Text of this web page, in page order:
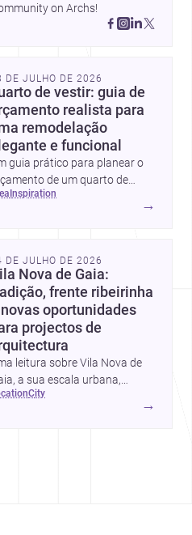
on Archs!
DE JULHO DE 2026
de vestir: guia de
realista para
remodelação
e funcional
guia prático para planear o
de um quarto de
em Portugal, com
inspiration
→
DE JULHO DE 2026
Nova de Gaia:
frente ribeirinha
oportunidades
projectos de
leitura sobre Vila Nova de
a sua escala urbana,
arquitectónico e
city
→